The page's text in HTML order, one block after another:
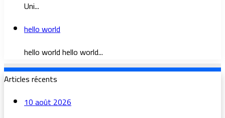
Uni...
hello world
hello world hello world...
Articles récents
10 août 2026